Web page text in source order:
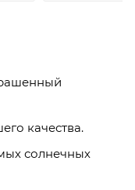
качества.
солнечных